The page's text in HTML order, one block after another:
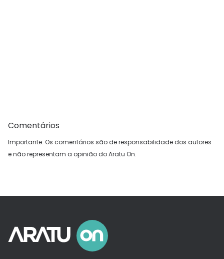
Comentários
Importante: Os comentários são de responsabilidade dos autores
e não representam a opinião do Aratu On.